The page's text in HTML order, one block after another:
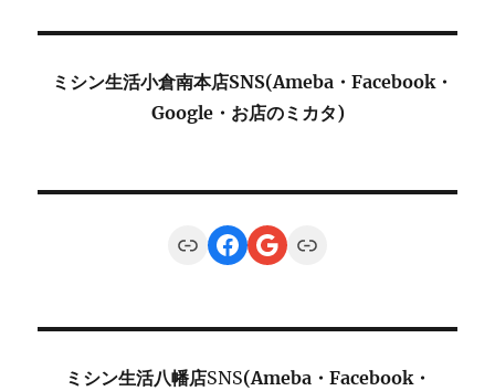
ミシン生活小倉南本店SNS(Ameba・Facebook・
Google・お店のミカタ)
LinkFacebook
Google
Link
ミシン生活八幡店SNS(Ameba・Facebook・